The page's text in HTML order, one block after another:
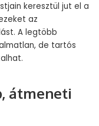
keresztül jut el a
az
A legtöbb
de tartós
átmeneti